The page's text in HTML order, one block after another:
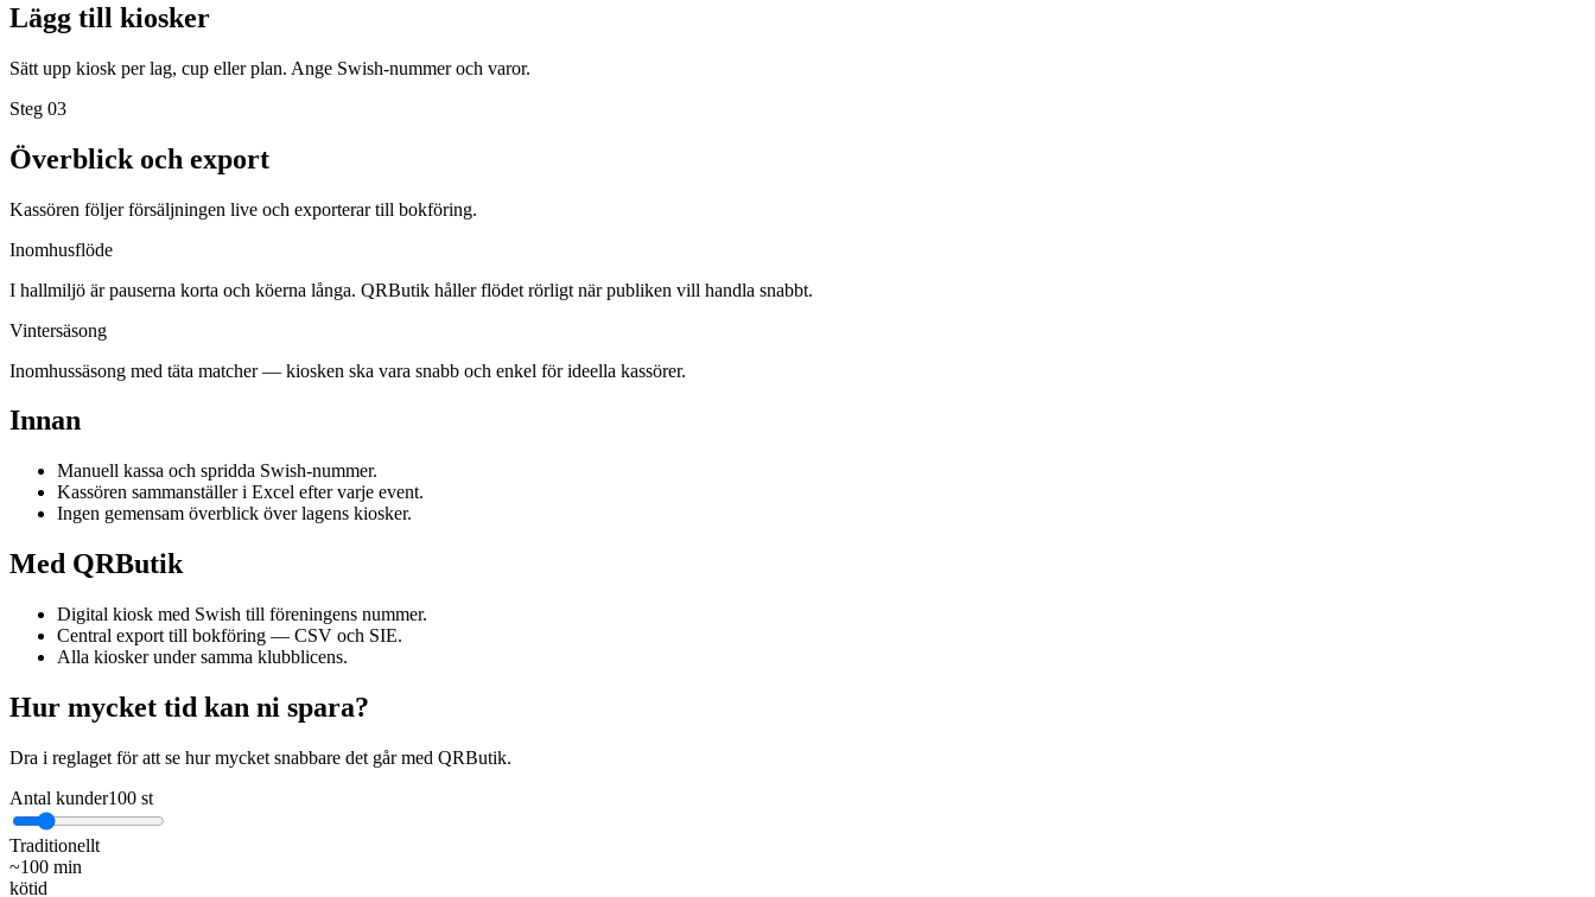
Lägg till kiosker
Sätt upp kiosk per lag, cup eller plan. Ange Swish-nummer och varor.
Steg 03
Överblick och export
Kassören följer försäljningen live och exporterar till bokföring.
Inomhusflöde
I hallmiljö är pauserna korta och köerna långa. QRButik håller flödet rörligt när publiken vill handla snabbt.
Vintersäsong
Inomhussäsong med täta matcher — kiosken ska vara snabb och enkel för ideella kassörer.
Innan
Manuell kassa och spridda Swish-nummer.
Kassören sammanställer i Excel efter varje event.
Ingen gemensam överblick över lagens kiosker.
Med QRButik
Digital kiosk med Swish till föreningens nummer.
Central export till bokföring — CSV och SIE.
Alla kiosker under samma klubblicens.
Hur mycket tid kan ni spara?
Dra i reglaget för att se hur mycket snabbare det går med QRButik.
Antal kunder100 st
Traditionellt
~100 min
kötid